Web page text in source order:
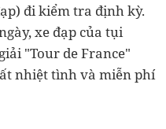
đi kiểm tra định kỳ.
xe đạp của tụi
"Tour de France"
nhiệt tình và miễn phí